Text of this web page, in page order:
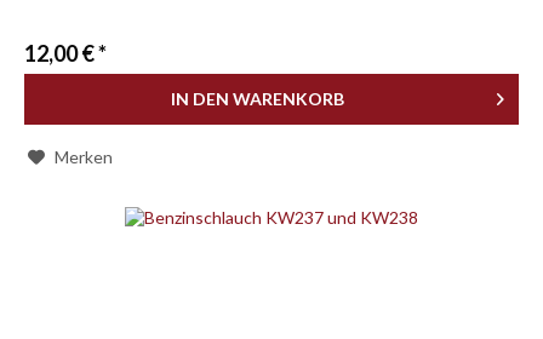
12,00 € *
IN DEN WARENKORB
Merken